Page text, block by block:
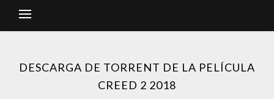
DESCARGA DE TORRENT DE LA PELÍCULA
CREED 2 2018